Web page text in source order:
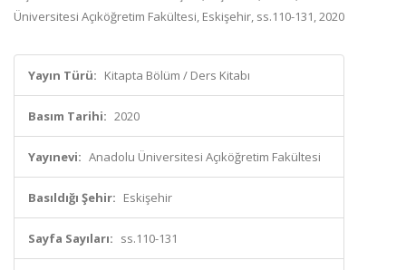
Üniversitesi Açıköğretim Fakültesi, Eskişehir, ss.110-131, 2020
Yayın Türü: Kitapta Bölüm / Ders Kitabı
Basım Tarihi: 2020
Yayınevi: Anadolu Üniversitesi Açıköğretim Fakültesi
Basıldığı Şehir: Eskişehir
Sayfa Sayıları: ss.110-131